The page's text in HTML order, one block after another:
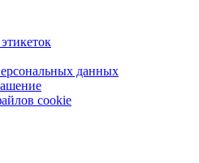
данных
cookie